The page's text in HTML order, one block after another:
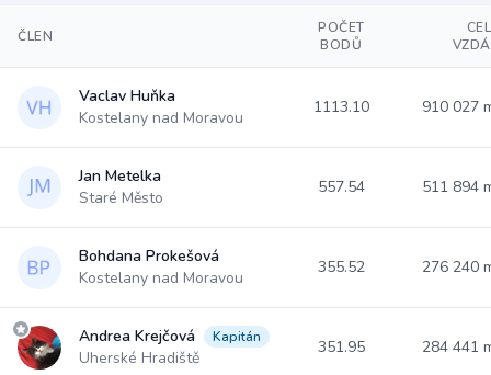
ČLEN
POČET
BODŮ
Vaclav Huňka
Kostelany nad Moravou
1113.10 910 027
Jan Metelka
Staré Město
557.54 511 894
Bohdana Prokešová
Kostelany nad Moravou
355.52 276 240
Andrea Krejčová Kapitán
Uherské Hradiště
351.95 284 441